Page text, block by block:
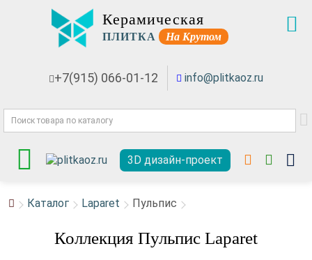
Керамическая
ПЛИТКА На Крутом
+7(915) 066-01-12 info@plitkaoz.ru
3D дизайн-проект
Каталог Laparet Пульпис
Коллекция Пульпис Laparet